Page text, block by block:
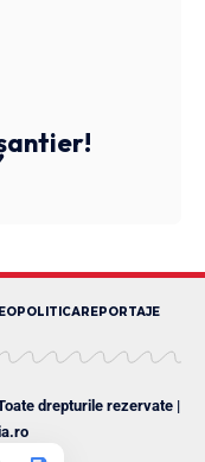
POLITICAREPORTAJE
drepturile rezervate |